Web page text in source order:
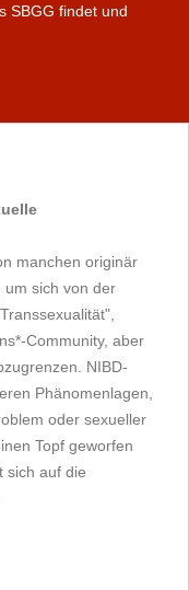
SBGG findet und
manchen originär
um sich von der
Community, aber
NIBD-
Phänomenlagen,
oder sexueller
Topf geworfen
sich auf die